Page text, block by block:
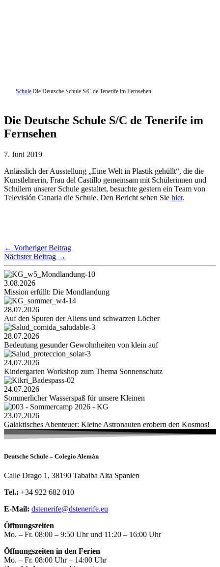
SchuleDie Deutsche Schule S/C de Tenerife im Fernsehen
Die Deutsche Schule S/C de Tenerife im
Fernsehen
7. Juni 2019
Anlässlich der Ausstellung „Eine Welt in Plastik gehüllt“, die die
Kunstlehrerin, Frau del Castillo gemeinsam mit Schülerinnen und
Schülern unserer Schule gestaltet, besuchte gestern ein Team von
Televisión Canaria die Schule. Den Bericht sehen Sie hier.
← Vorheriger Beitrag
Nächster Beitrag →
3.08.2026
Mission erfüllt: Die Mondlandung
28.07.2026
Auf den Spuren der Aliens und schwarzen Löcher
28.07.2026
Bedeutung gesunder Gewohnheiten von klein auf
24.07.2026
Kindergarten Workshop zum Thema Sonnenschutz
24.07.2026
Sommerlicher Wasserspaß für unsere Kleinen
23.07.2026
Galaktisches Abenteuer: Kleine Astronauten erobern den Kosmos!
Deutsche Schule – Colegio Alemán
Calle Drago 1, 38190 Tabaiba Alta Spanien
Tel.: +34 922 682 010
E-Mail: dstenerife@dstenerife.eu
Öffnungszeiten
Mo. – Fr. 08:00 – 9:50 Uhr und 11:20 – 16:00 Uhr
Öffnungszeiten in den Ferien
Mo. – Fr. 08:00 Uhr – 14:00 Uhr